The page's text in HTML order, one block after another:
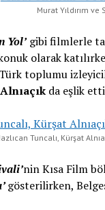
Murat Yıldırım ve
Yol’gibi filmlerle
olarak
toplumu
da eşlik
Tuncalı, Kürşat
nin Kısa Film
gösterilirken,